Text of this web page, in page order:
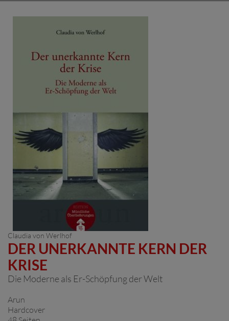
Claudia von Werlhof
DER UNERKANNTE KERN DER
KRISE
Die Moderne als Er-Schöpfung der Welt
Arun
Hardcover